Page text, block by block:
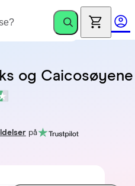
og Caicosøyene
på